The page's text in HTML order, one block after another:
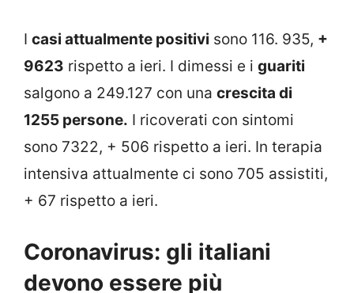
I casi attualmente positivi sono 116. 935, +
9623 rispetto a ieri. I dimessi e i guariti
salgono a 249.127 con una crescita di
1255 persone. I ricoverati con sintomi
sono 7322, + 506 rispetto a ieri. In terapia
intensiva attualmente ci sono 705 assistiti,
+ 67 rispetto a ieri.
Coronavirus: gli italiani
devono essere più